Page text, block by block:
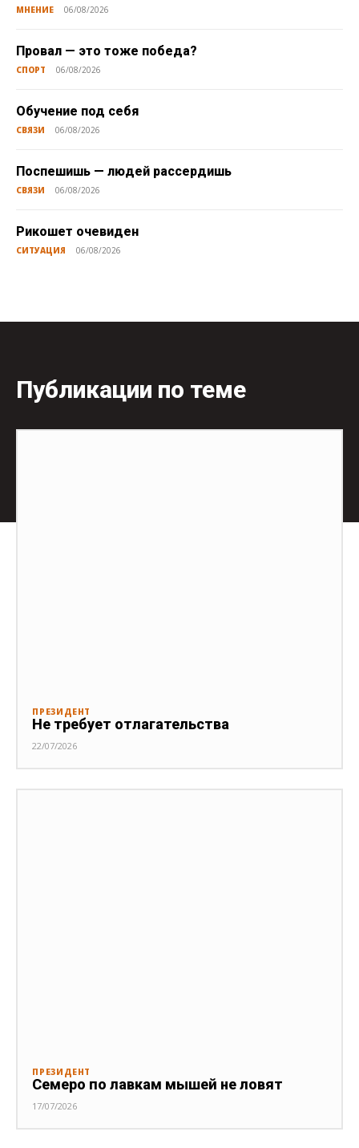
МНЕНИЕ 06/08/2026
Провал — это тоже победа?
СПОРТ 06/08/2026
Обучение под себя
СВЯЗИ 06/08/2026
Поспешишь — людей рассердишь
СВЯЗИ 06/08/2026
Рикошет очевиден
СИТУАЦИЯ 06/08/2026
Публикации по теме
ПРЕЗИДЕНТ
Не требует отлагательства
22/07/2026
ПРЕЗИДЕНТ
Семеро по лавкам мышей не ловят
17/07/2026